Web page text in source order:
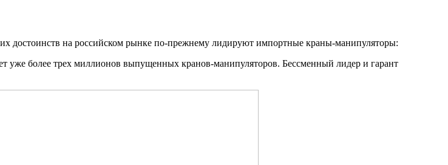
достоинств на российском рынке по-прежнему лидируют импортные краны-манипуляторы:
более трех миллионов выпущенных кранов-манипуляторов. Бессменный лидер и гарант